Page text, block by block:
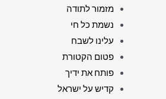
מזמור לתודה
נשמת כל חי
עלינו לשבח
פטום הקטורת
פותח את ידיך
קדיש על ישראל